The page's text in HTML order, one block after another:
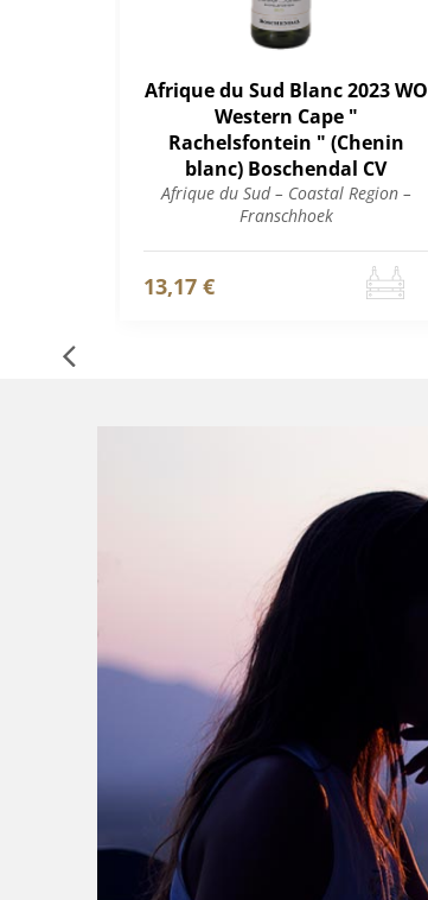
Afrique du Sud Blanc 2023 WO
Western Cape "
Rachelsfontein " (Chenin
blanc) Boschendal CV
Afrique du Sud – Coastal Region –
Franschhoek
13,17 €